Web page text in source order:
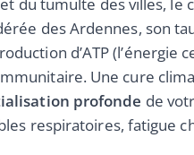
du tumulte des villes, le
des Ardennes, son
d’ATP (l’énergie
Une cure
profonde de
respiratoires, fatigue